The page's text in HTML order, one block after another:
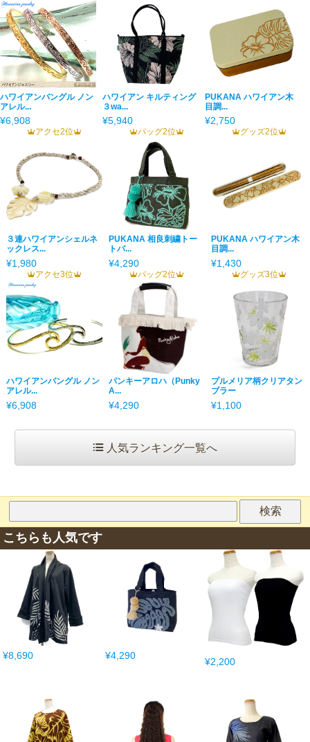
ハワイアンバングル ノン
アレル...
¥6,908
ハワイアン キルティング
３wa...
¥5,940
PUKANA ハワイアン木
目調...
¥2,750
アクセ2位
３連ハワイアンシェルネ
ックレス...
¥1,980
バッグ2位
PUKANA 相良刺繍トー
トバ...
¥4,290
グッズ2位
PUKANA ハワイアン木
目調...
¥1,430
アクセ3位
ハワイアンバングル ノン
アレル...
¥6,908
バッグ2位
パンキーアロハ（Punky
A...
¥4,290
グッズ3位
プルメリア柄クリアタン
ブラー
¥1,100
人気ランキング一覧へ
こちらも人気です
¥8,690 ¥4,290
¥2,200